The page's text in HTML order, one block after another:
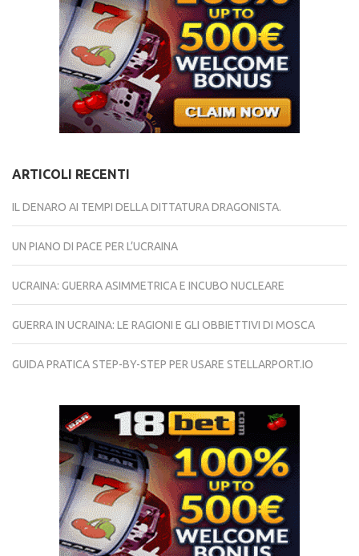
ARTICOLI RECENTI
IL DENARO AI TEMPI DELLA DITTATURA DRAGONISTA.
UN PIANO DI PACE PER L’UCRAINA
UCRAINA: GUERRA ASIMMETRICA E INCUBO NUCLEARE
GUERRA IN UCRAINA: LE RAGIONI E GLI OBBIETTIVI DI MOSCA
GUIDA PRATICA STEP-BY-STEP PER USARE STELLARPORT.IO